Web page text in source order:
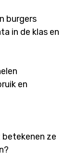
burgers
in de klas en
en
betekenen ze